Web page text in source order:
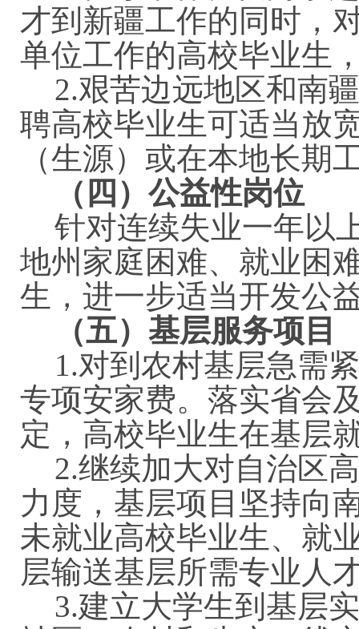
才到新疆工作的同时，
单位工作的高校毕业生
2.艰苦边远地区和南
聘高校毕业生可适当放
（生源）或在本地长期
（四）公益性岗位
针对连续失业一年以
地州家庭困难、就业困
生，进一步适当开发公
（五）基层服务项目
1.对到农村基层急需
专项安家费。落实省会
定，高校毕业生在基层
2.继续加大对自治区
力度，基层项目坚持向
未就业高校毕业生、就
层输送基层所需专业人
3.建立大学生到基层